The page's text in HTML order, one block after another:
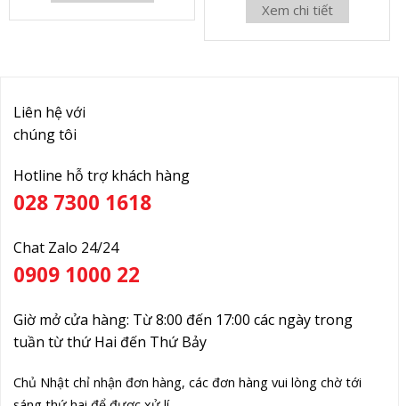
Xem chi tiết
Liên hệ với
chúng tôi
Hotline hỗ trợ khách hàng
028 7300 1618
Chat Zalo 24/24
0909 1000 22
Giờ mở cửa hàng: Từ 8:00 đến 17:00 các ngày trong
tuần từ thứ Hai đến Thứ Bảy
Chủ Nhật chỉ nhận đơn hàng, các đơn hàng vui lòng chờ tới